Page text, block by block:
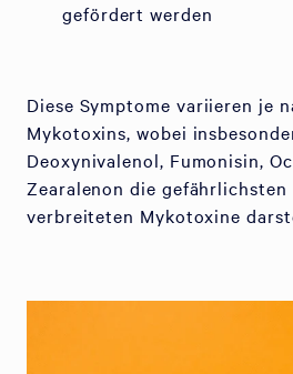
gefördert werden
Diese Symptome variieren je
Mykotoxins, wobei
Deoxynivalenol, Fumonisin,
Zearalenon die gefährlichsten
verbreiteten Mykotoxine